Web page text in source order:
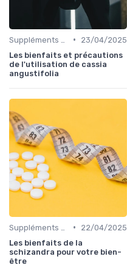
•
23/04/2025
Les bienfaits et précautions
de l'utilisation de cassia
angustifolia
•
22/04/2025
Les bienfaits de la
schizandra pour votre bien-
être